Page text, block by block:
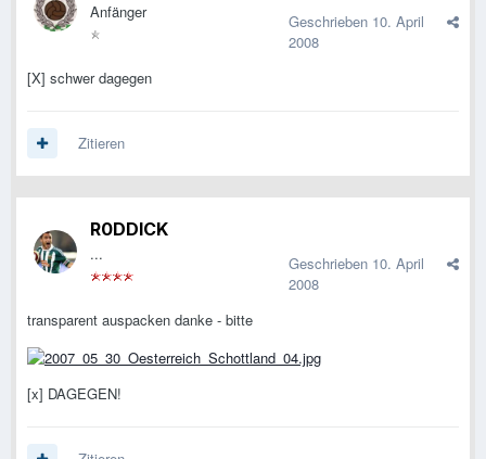
Anfänger Geschrieben 10. April
2008
[X] schwer dagegen
Zitieren
R0DDICK
... Geschrieben 10. April
2008
transparent auspacken danke - bitte
[x] DAGEGEN!